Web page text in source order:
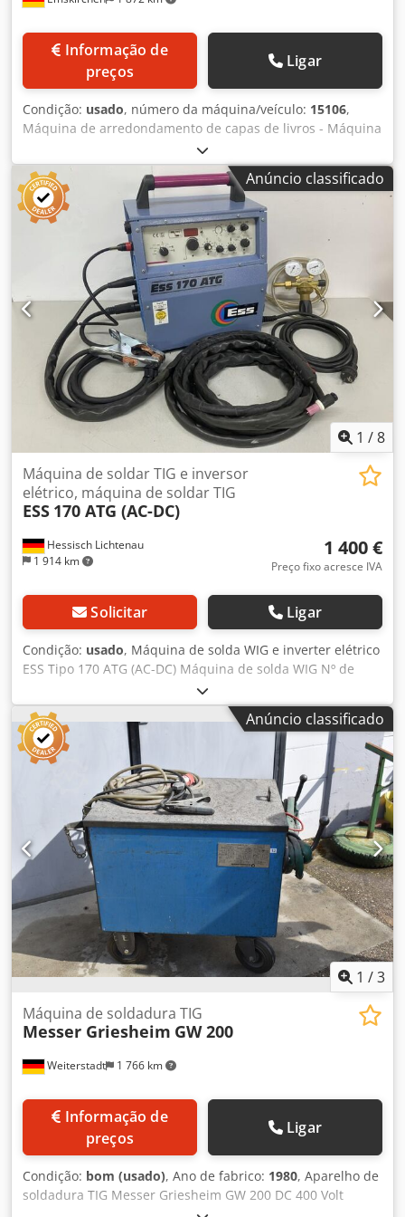
preços
Ligar
Condição: usado, número da máquina/veículo: 15106,
Máquina de arredondamento de capas de livros - Máquina
de arredondamento de capas de livros Wilhelm Wolk
BDRM Inspeção de vídeo online por vídeo Skype Credpfeh
Axcksx Ap Asf Ficaríamos muito satisfeitos com a vossa
visita - mais máquinas em stock Disponível de imediato -
Pode ser inspeccionado Emskirchen / Nuremberga em
stock - Pode ser testado
Anúncio classificado
1 /8
Hessisch Lichtenau
1 914 km
Máquina de soldar TIG e inversor
elétrico, máquina de soldar TIG
ESS 170 ATG (AC-DC)
1 400 €
Preço fixo acresce IVA
Solicitar Ligar
Condição: usado, Máquina de solda WIG e inverter elétrico
ESS Tipo 170 ATG (AC-DC) Máquina de solda WIG Nº de
série Ano de fabricação 2007 Desempenho WIG 170 Amp. =
35% ED 130 Amp. = 60% ED 110 Amp. = 100% ED
Desempenho eletrodo 140 Amp. = 35% ED Ligação de rede
230 Volts, 50 Hz. - Soldagem em corrente contínua e
alternada - Ignição por alta frequência - Regulação de
potência contínua - Modos de operação 2 tempos e 4
tempos - Modo de soldagem por pulso Cedpsrtvi Usfx Ap
Aerf - Modo de eletrodo revestido - Conjunto de
mangueiras de 8 metros com tocha TIG - Regulador de
pressão para gás de proteção - Resfriamento por
ventilador - Portátil Dimensões da máquina de solda (C x L
x A) 400 x 270 x 500 mm Peso 26 kg O teste de soldagem
apresentou resultados muito bons ao soldar aço inoxidável
em corrente contínua e também resultados muito bons ao
soldar alumínio em corrente alternada. Em excelentes
condições gerais.
Anúncio classificado
1 /3
Weiterstadt 1 766 km
Máquina de soldadura TIG
Messer Griesheim GW 200
preços
Ligar
Condição: bom (usado), Ano de fabrico: 1980, Aparelho de
soldadura TIG Messer Griesheim GW 200 DC 400 Volt